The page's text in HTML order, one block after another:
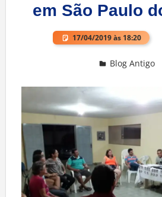
em São Paulo
17/04/2019 às 18:20
Blog Antigo